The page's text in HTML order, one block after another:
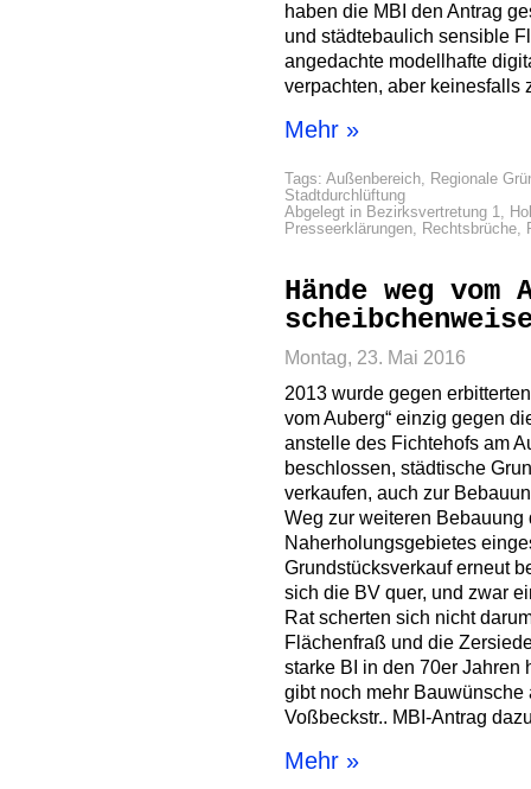
haben die MBI den Antrag
und städtebaulich sensible
angedachte modellhafte
verpachten, aber keinesfalls
Mehr »
Tags: Außenbereich, Regionale
Stadtdurchlüftung
Abgelegt in Bezirksvertretung 1,
Presseerklärungen, Rechtsbrüche,
Hände weg
Montag, 23. Mai 2016
2013 wurde gegen
vom Auberg“ einzig gegen
anstelle des Fichtehofs am
beschlossen, städtische
verkaufen, auch zur
Weg zur weiteren Bebauung
Naherholungsgebietes
Grundstücksverkauf erneut
sich die BV quer, und zwar
Rat scherten sich nicht
Flächenfraß und die
starke BI in den 70er Jahren
gibt noch mehr Bauwünsche
Voßbeckstr.. MBI-Antrag
Mehr »